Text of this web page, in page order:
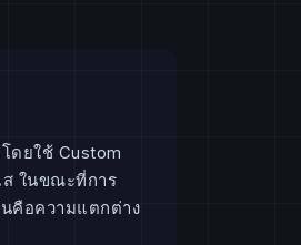
ดยใช้ Custom
ส ในขณะที่การ
คือความแตกต่าง